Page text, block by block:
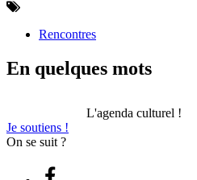
Rencontres
En quelques mots
L'agenda culturel !
Je soutiens !
On se suit ?